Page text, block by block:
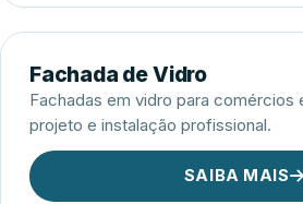
Fachada de Vidro
Fachadas em vidro para comércios
projeto e instalação profissional.
SAIBA MAIS